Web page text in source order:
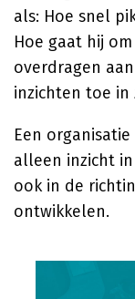
als: Hoe snel
Hoe gaat hij
overdragen
inzichten toe in
Een
alleen inzicht
ook in de
ontwikkelen.